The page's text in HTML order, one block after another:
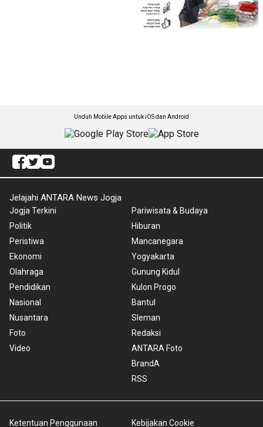
Unduh Mobile Apps untuk iOS dan Android
Jelajahi ANTARA News Jogja
Jogja Terkini
Politik
Peristiwa
Ekonomi
Olahraga
Pendidikan
Nasional
Nusantara
Foto
Video
Pariwisata & Budaya
Hiburan
Mancanegara
Yogyakarta
Gunung Kidul
Kulon Progo
Bantul
Sleman
Redaksi
ANTARA Foto
BrandA
RSS
Ketentuan Penggunaan Kebijakan Cookie